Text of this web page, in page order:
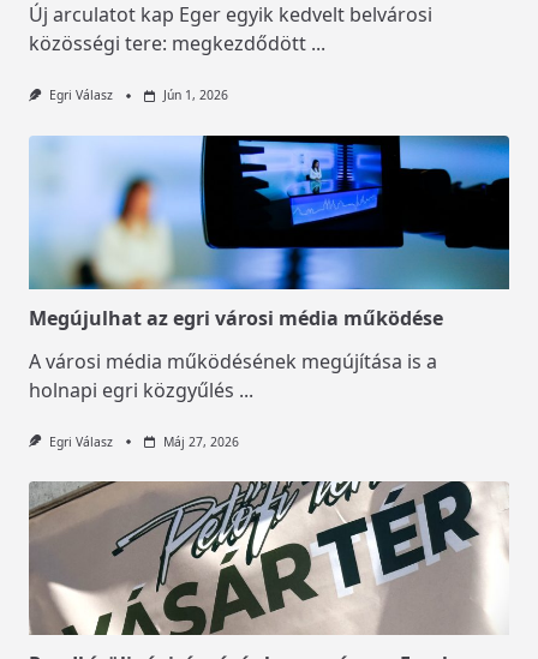
Új arculatot kap Eger egyik kedvelt belvárosi
közösségi tere: megkezdődött ...
Egri Válasz Jún 1, 2026
Megújulhat az egri városi média működése
A városi média működésének megújítása is a
holnapi egri közgyűlés ...
Egri Válasz Máj 27, 2026